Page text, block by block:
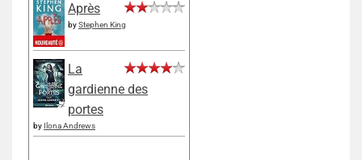
Après
byStephen King
La
gardienne des
portes
by Ilona Andrews